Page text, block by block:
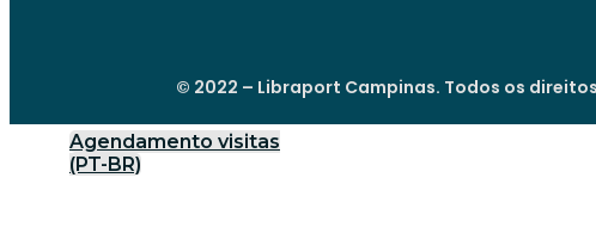
© 2022 – Libraport Campinas. Todos os
Agendamento visitas
(PT-BR)